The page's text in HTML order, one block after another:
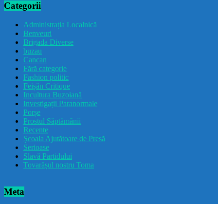
Categorii
Administrația Localnică
Benveuri
Brigada Diverse
buzau
Cancan
Fără categorie
Fashion politic
Feișăn Critique
Incultura Buzoiană
Investigații Paranormale
Porșe
Prostul Săptămânii
Recente
Școala Ajutătoare de Presă
Serioase
Slavă Partidului
Tovarășul nostru Toma
Meta